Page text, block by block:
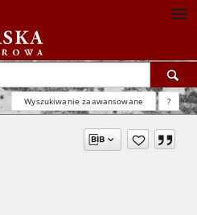
Wyszukiwanie zaawansowane ?